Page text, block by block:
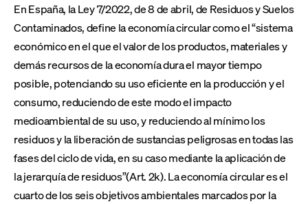
En España, la Ley 7/2022, de 8 de abril, de Residuos y Suelos
Contaminados, define la economía circular como el “sistema
económico en el que el valor de los productos, materiales y
demás recursos de la economía dura el mayor tiempo
posible, potenciando su uso eficiente en la producción y el
consumo, reduciendo de este modo el impacto
medioambiental de su uso, y reduciendo al mínimo los
residuos y la liberación de sustancias peligrosas en todas las
fases del ciclo de vida, en su caso mediante la aplicación de
la jerarquía de residuos”(Art. 2k). La economía circular es el
cuarto de los seis objetivos ambientales marcados por la